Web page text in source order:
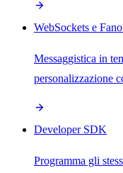
WebSockets e
Messaggistica in
personalizzazione
Developer SDK
Programma gli